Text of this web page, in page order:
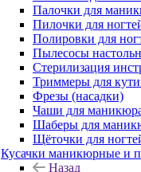
Палочки для
Пилочки для
Полировки для
Пылесосы
Стерилизация
Триммеры для
Фрезы (насадки)
Чаши для
Шаберы для
Щёточки для
Кусачки маникюрные и
Назад